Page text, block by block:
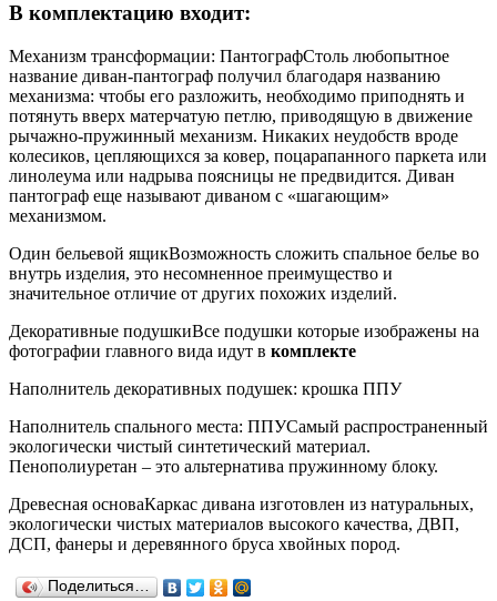
В комплектацию входит:
Механизм трансформации: ПантографСтоль любопытное
название диван-пантограф получил благодаря названию
механизма: чтобы его разложить, необходимо приподнять и
потянуть вверх матерчатую петлю, приводящую в движение
рычажно-пружинный механизм. Никаких неудобств вроде
колесиков, цепляющихся за ковер, поцарапанного паркета или
линолеума или надрыва поясницы не предвидится. Диван
пантограф еще называют диваном с «шагающим»
механизмом.
Один бельевой ящикВозможность сложить спальное белье во
внутрь изделия, это несомненное преимущество и
значительное отличие от других похожих изделий.
Декоративные подушкиВсе подушки которые изображены на
фотографии главного вида идут в комплекте
Наполнитель декоративных подушек: крошка ППУ
Наполнитель спального места: ППУСамый распространенный
экологически чистый синтетический материал.
Пенополиуретан – это альтернатива пружинному блоку.
Древесная основаКаркас дивана изготовлен из натуральных,
экологически чистых материалов высокого качества, ДВП,
ДСП, фанеры и деревянного бруса хвойных пород.
Поделиться…